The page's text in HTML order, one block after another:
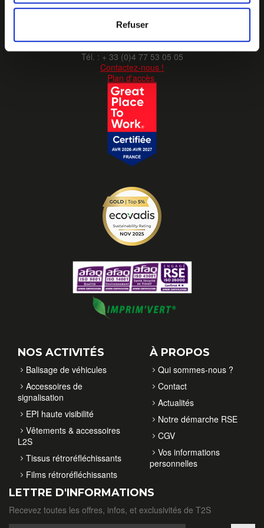
Refuser
42291 SORBIERS CEDEX - France
Tél. : + 33 (0)4 77 53 05 05
Contactez-nous !
Plan d'accès
NOS ACTIVITÉS
Balisage de véhicules
Accessoires de
signalisation
EPI haute visibilité
Vêtements & accessoires
L2S
Tissus rétroréfléchissants
Films rétroréfléchissants
À PROPOS
Qui sommes-nous ?
Contact
Actualités
Notre démarche RSE
CGV
Vos informations
personnelles
LETTRE D'INFORMATIONS
Recevez toutes les offres, infos, et exclusivités de T2S